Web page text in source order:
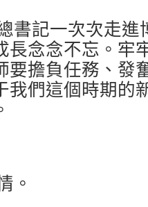
書記一次次走
長念念不忘。牢
要擔負任務、發
我們這個時期的
。